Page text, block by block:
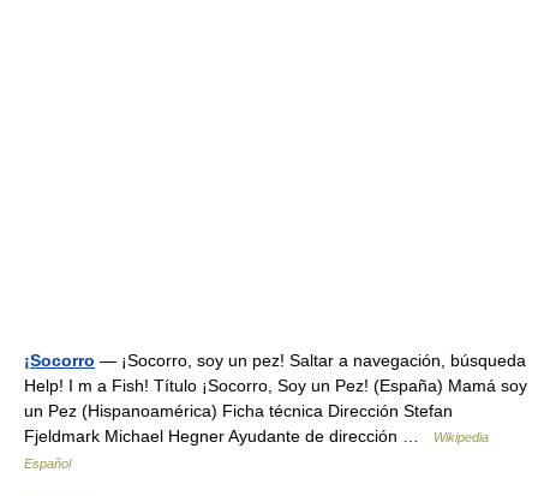
¡Socorro — ¡Socorro, soy un pez! Saltar a navegación, búsqueda
Help! I m a Fish! Título ¡Socorro, Soy un Pez! (España) Mamá soy
un Pez (Hispanoamérica) Ficha técnica Dirección Stefan
Fjeldmark Michael Hegner Ayudante de dirección …
Wikipedia
Español